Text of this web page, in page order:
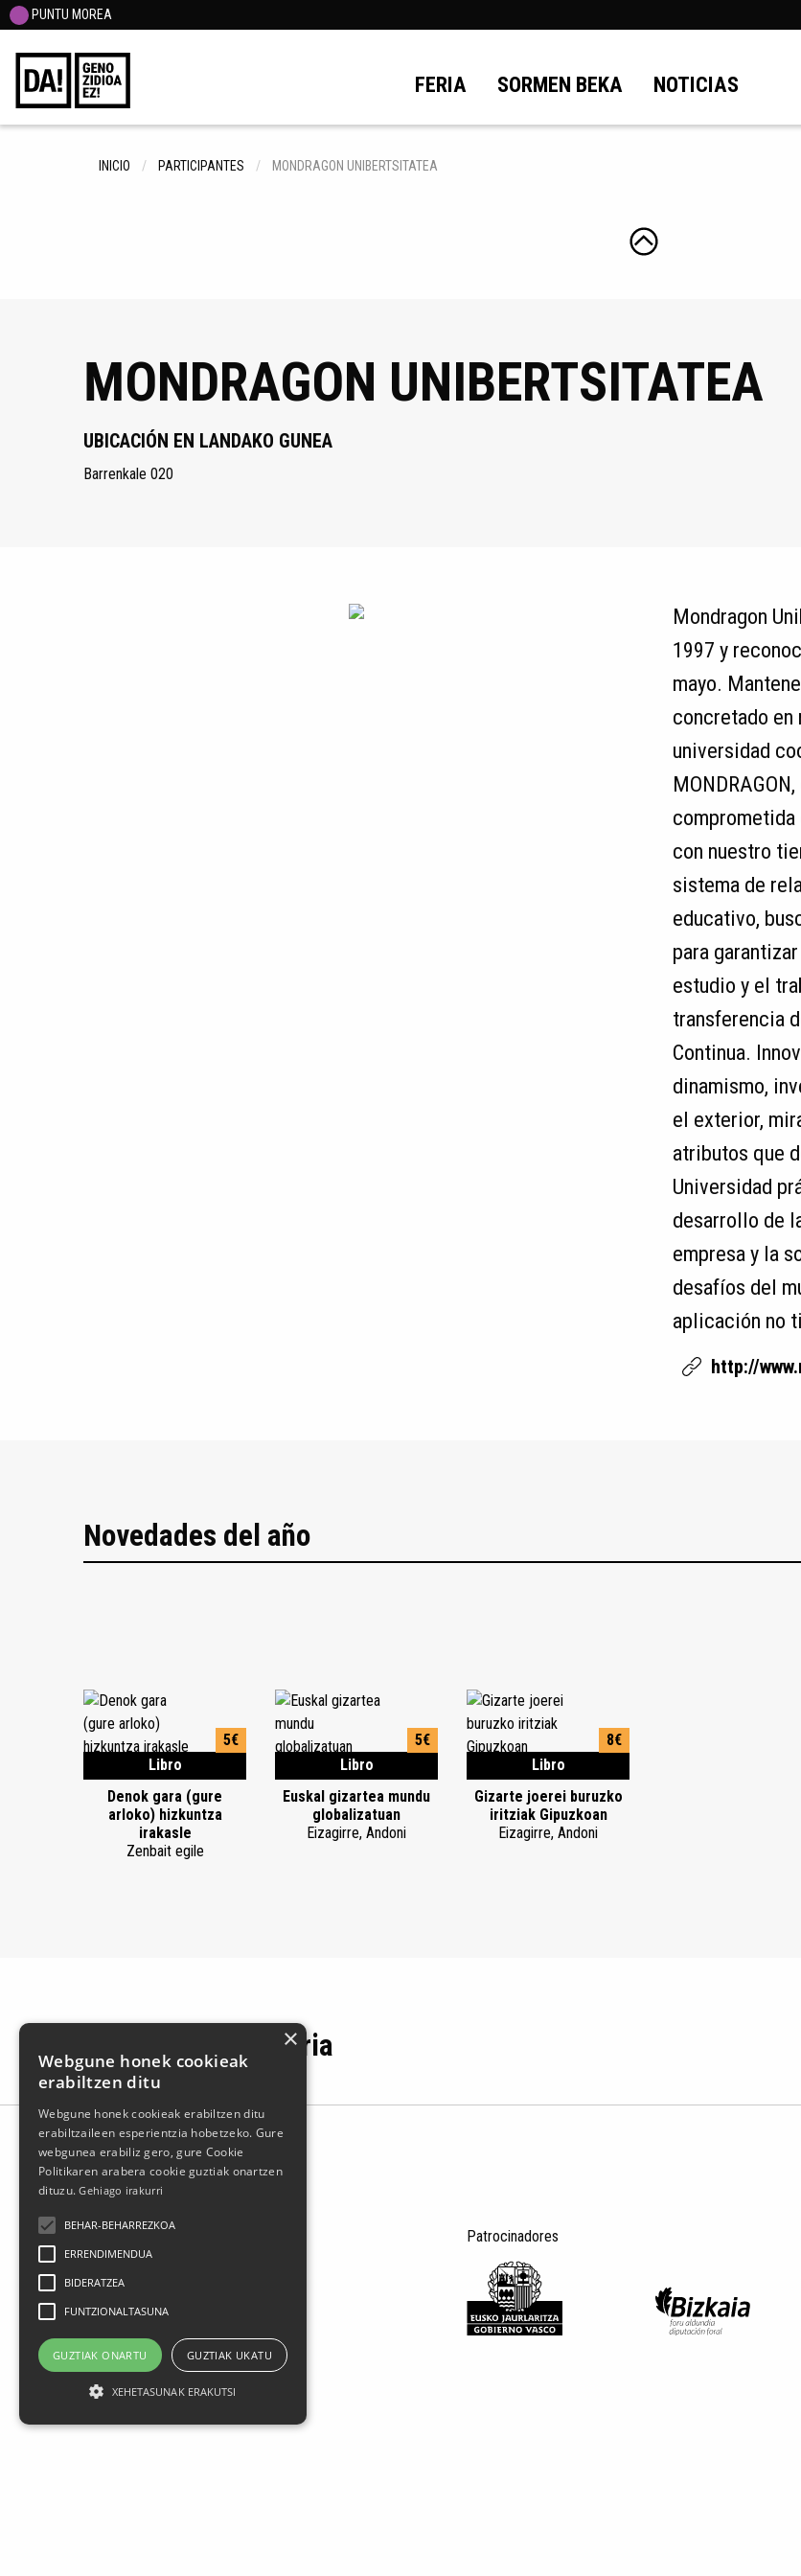
PUNTU MOREA
FERIA SORMEN BEKA NOTICIAS
INICIO PARTICIPANTES MONDRAGON UNIBERTSITATEA
MONDRAGON UNIBERTSITATEA
UBICACIÓN EN LANDAKO GUNEA
Barrenkale 020
Mondragon
1997 y
mayo.
concretado
universidad
comprometida
con nuestro
sistema de
educativo,
para
estudio y el
transferencia
Continua.
dinamismo,
el exterior,
atributos que
Universidad
desarrollo de
empresa y la
desafíos del
aplicación no
http://
Novedades del año
Libro
5€
Denok gara (gure
arloko) hizkuntza
irakasle
Zenbait egile
Libro
5€
Euskal gizartea mundu
globalizatuan
Eizagirre, Andoni
Libro
8€
Gizarte joerei buruzko
iritziak Gipuzkoan
Eizagirre, Andoni
Productos de la feria
Larrasoloeta, 3 48200 Durango
Tel.: 94 681 80 66
gerediaga@durangokoazoka.eus
Patrocinadores
×
Webgune honek cookieak
erabiltzen ditu
Webgune honek cookieak erabiltzen ditu
erabiltzaileen esperientzia hobetzeko. Gure
webgunea erabiliz gero, gure Cookie
Politikaren arabera cookie guztiak onartzen
dituzu.Gehiago irakurri
BEHAR-BEHARREZKOA
ERRENDIMENDUA
BIDERATZEA
FUNTZIONALTASUNA
GUZTIAK ONARTU GUZTIAK UKATU
XEHETASUNAK ERAKUTSI